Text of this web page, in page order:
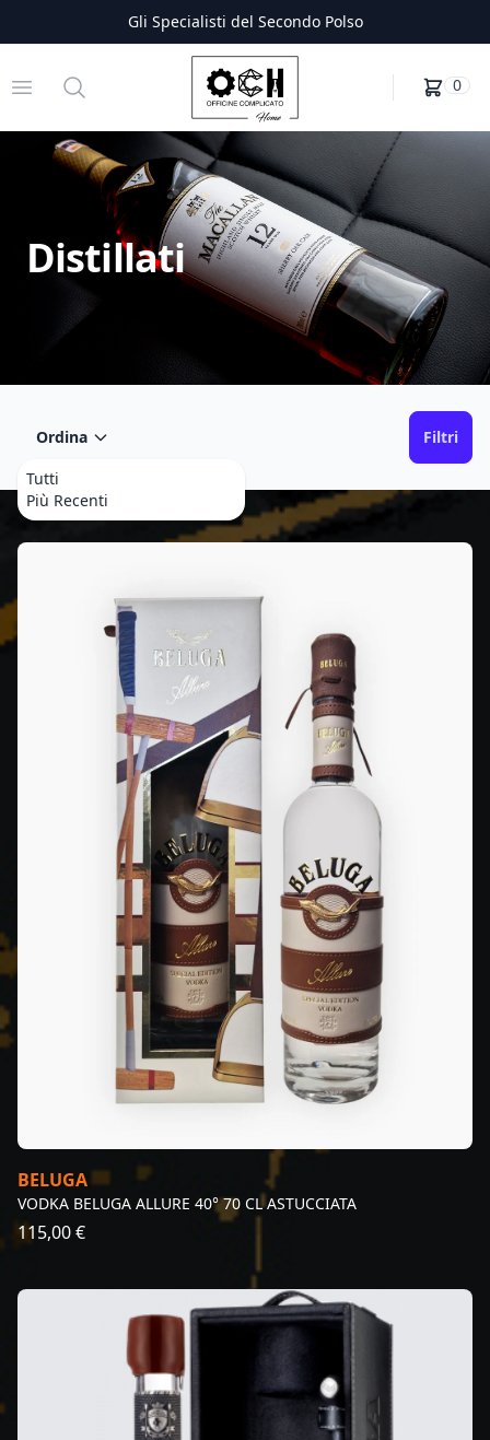
Gli Specialisti del Secondo Polso
Open menu
Search
Officine Complicato
0
Distillati
Ordina
Tutti
Più Recenti
Filtri
Prodotti
BELUGA
VODKA BELUGA ALLURE 40° 70 CL ASTUCCIATA
115,00 €